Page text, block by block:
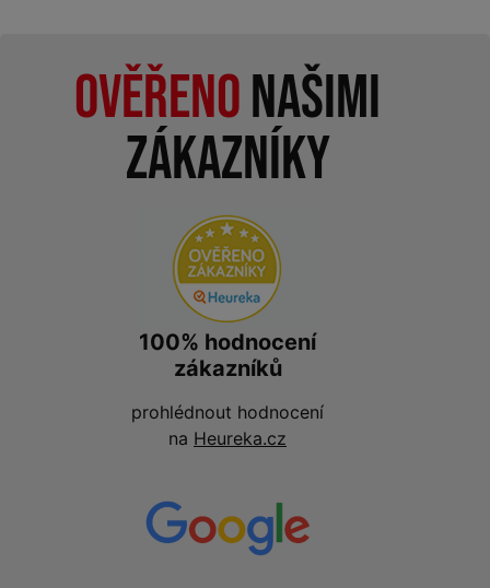
Ověřenonašimi
zákazníky
100% hodnocení
zákazníků
prohlédnout hodnocení
na Heureka.cz